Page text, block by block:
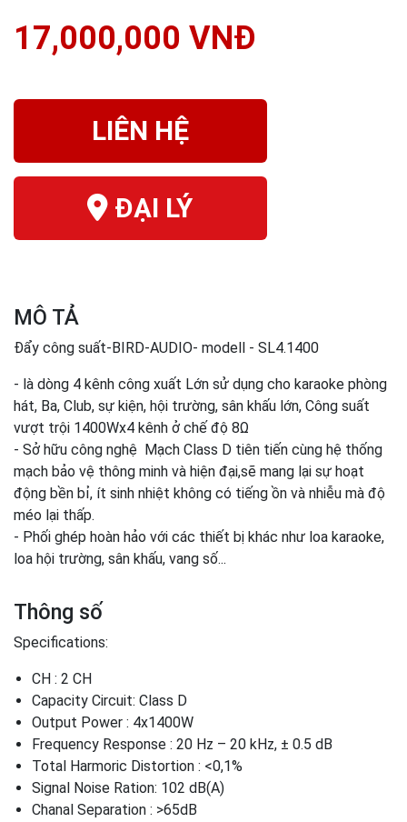
17,000,000 VNĐ
LIÊN HỆ
ĐẠI LÝ
MÔ TẢ
Đẩy công suất-BIRD-AUDIO- modell - SL4.1400
- là dòng 4 kênh công xuất Lớn sử dụng cho karaoke phòng
hát, Ba, Club, sự kiện, hội trường, sân khấu lớn, Công suất
vượt trội 1400Wx4 kênh ở chế độ 8Ω
- Sở hữu công nghệ Mạch Class D tiên tiến cùng hệ thống
mạch bảo vệ thông minh và hiện đại,sẽ mang lại sự hoạt
động bền bỉ, ít sinh nhiệt không có tiếng ồn và nhiễu mà độ
méo lại thấp.
- Phối ghép hoàn hảo với các thiết bị khác như loa karaoke,
loa hội trường, sân khấu, vang số...
Thông số
Specifications:
CH : 2 CH
Capacity Circuit: Class D
Output Power : 4x1400W
Frequency Response : 20 Hz – 20 kHz, ± 0.5 dB
Total Harmoric Distortion : <0,1%
Signal Noise Ration: 102 dB(A)
Chanal Separation : >65dB